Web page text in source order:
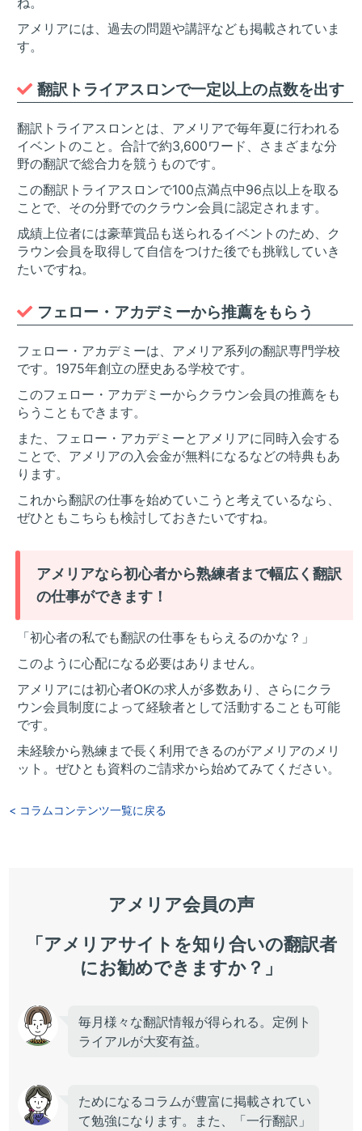
アメリアには、過去の問題や講評なども掲載されていま
す。
翻訳トライアスロンで一定以上の点数を出す
翻訳トライアスロンとは、アメリアで毎年夏に行われる
イベントのこと。合計で約3,600ワード、さまざまな分
野の翻訳で総合力を競うものです。
この翻訳トライアスロンで100点満点中96点以上を取る
ことで、その分野でのクラウン会員に認定されます。
成績上位者には豪華賞品も送られるイベントのため、ク
ラウン会員を取得して自信をつけた後でも挑戦していき
たいですね。
フェロー・アカデミーから推薦をもらう
フェロー・アカデミーは、アメリア系列の翻訳専門学校
です。1975年創立の歴史ある学校です。
このフェロー・アカデミーからクラウン会員の推薦をも
らうこともできます。
また、フェロー・アカデミーとアメリアに同時入会する
ことで、アメリアの入会金が無料になるなどの特典もあ
ります。
これから翻訳の仕事を始めていこうと考えているなら、
ぜひともこちらも検討しておきたいですね。
アメリアなら初心者から熟練者まで幅広く翻訳
の仕事ができます！
「初心者の私でも翻訳の仕事をもらえるのかな？」
このように心配になる必要はありません。
アメリアには初心者OKの求人が多数あり、さらにクラ
ウン会員制度によって経験者として活動することも可能
です。
未経験から熟練まで長く利用できるのがアメリアのメリ
ット。ぜひとも資料のご請求から始めてみてください。
< コラムコンテンツ一覧に戻る
アメリア会員の声
「アメリアサイトを知り合いの翻訳者
にお勧めできますか？」
毎月様々な翻訳情報が得られる。定例ト
ライアルが大変有益。
ためになるコラムが豊富に掲載されてい
て勉強になります。また、「一行翻訳」